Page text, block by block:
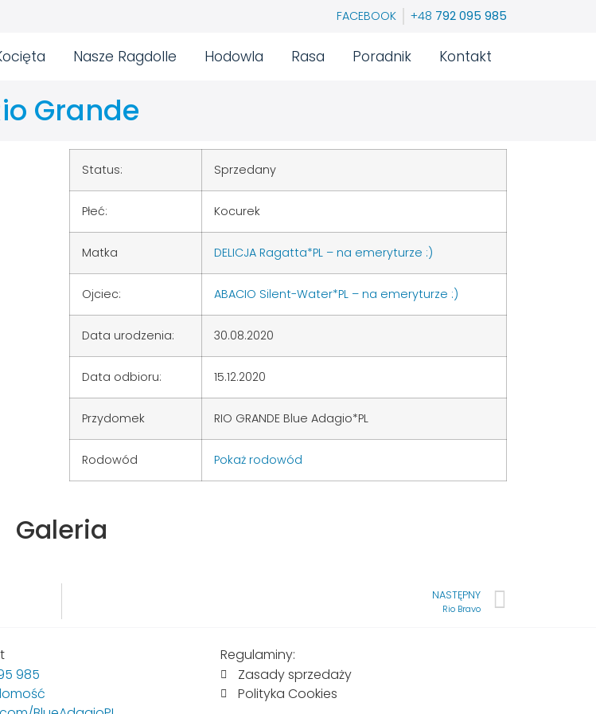
FACEBOOK +48 792 095 985
Nasze Ragdolle Hodowla Rasa Poradnik Kontakt
Grande
Status: Sprzedany
Płeć: Kocurek
Matka DELICJA Ragatta*PL – na emeryturze :)
Ojciec: ABACIO Silent-Water*PL – na emeryturze :)
Data urodzenia: 30.08.2020
Data odbioru: 15.12.2020
Przydomek RIO GRANDE Blue Adagio*PL
Rodowód Pokaż rodowód
Galeria
NASTĘPNY
Rio Bravo
985
Regulaminy:
Zasady sprzedaży
Polityka Cookies